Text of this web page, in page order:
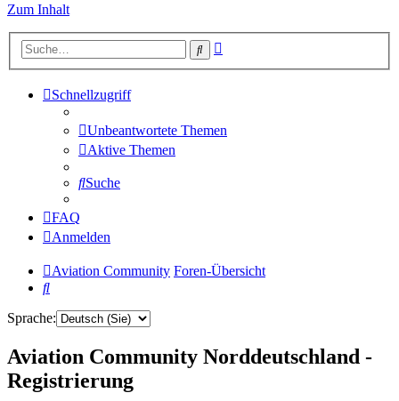
Zum Inhalt
Suche
Schnellzugriff
Unbeantwortete Themen
Aktive Themen
Suche
FAQ
Anmelden
Aviation Community Foren-Übersicht
Suche
Sprache:
Aviation Community Norddeutschland -
Registrierung